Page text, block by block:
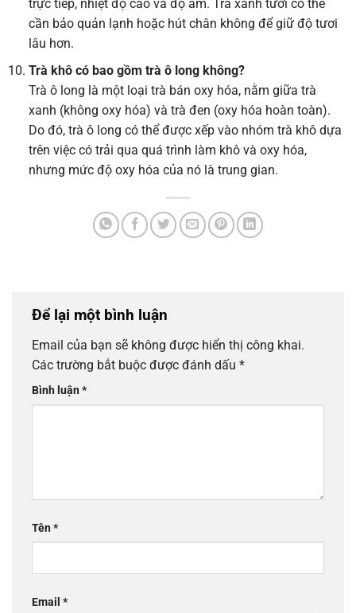
trực tiếp, nhiệt độ cao và độ ẩm. Trà xanh tươi có thể
cần bảo quản lạnh hoặc hút chân không để giữ độ tươi
lâu hơn.
Trà khô có bao gồm trà ô long không?
Trà ô long là một loại trà bán oxy hóa, nằm giữa trà
xanh (không oxy hóa) và trà đen (oxy hóa hoàn toàn).
Do đó, trà ô long có thể được xếp vào nhóm trà khô dựa
trên việc có trải qua quá trình làm khô và oxy hóa,
nhưng mức độ oxy hóa của nó là trung gian.
Để lại một bình luận
Email của bạn sẽ không được hiển thị công khai.
Các trường bắt buộc được đánh dấu *
Bình luận*
Tên*
Email *